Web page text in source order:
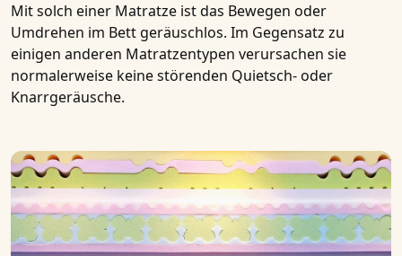
Mit solch einer Matratze ist das Bewegen oder
Umdrehen im Bett geräuschlos. Im Gegensatz zu
einigen anderen Matratzentypen verursachen sie
normalerweise keine störenden Quietsch- oder
Knarrgeräusche.